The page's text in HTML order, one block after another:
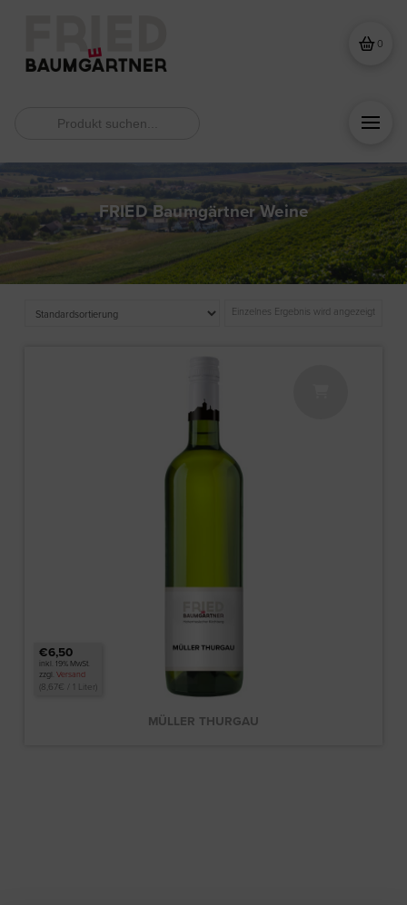
0
FRIED Baumgärtner Weine
Einzelnes Ergebnis wird angezeigt
€6,50
inkl. 19% MwSt.
zzgl. Versand
8,67€ / 1 Liter)
MÜLLER THURGAU